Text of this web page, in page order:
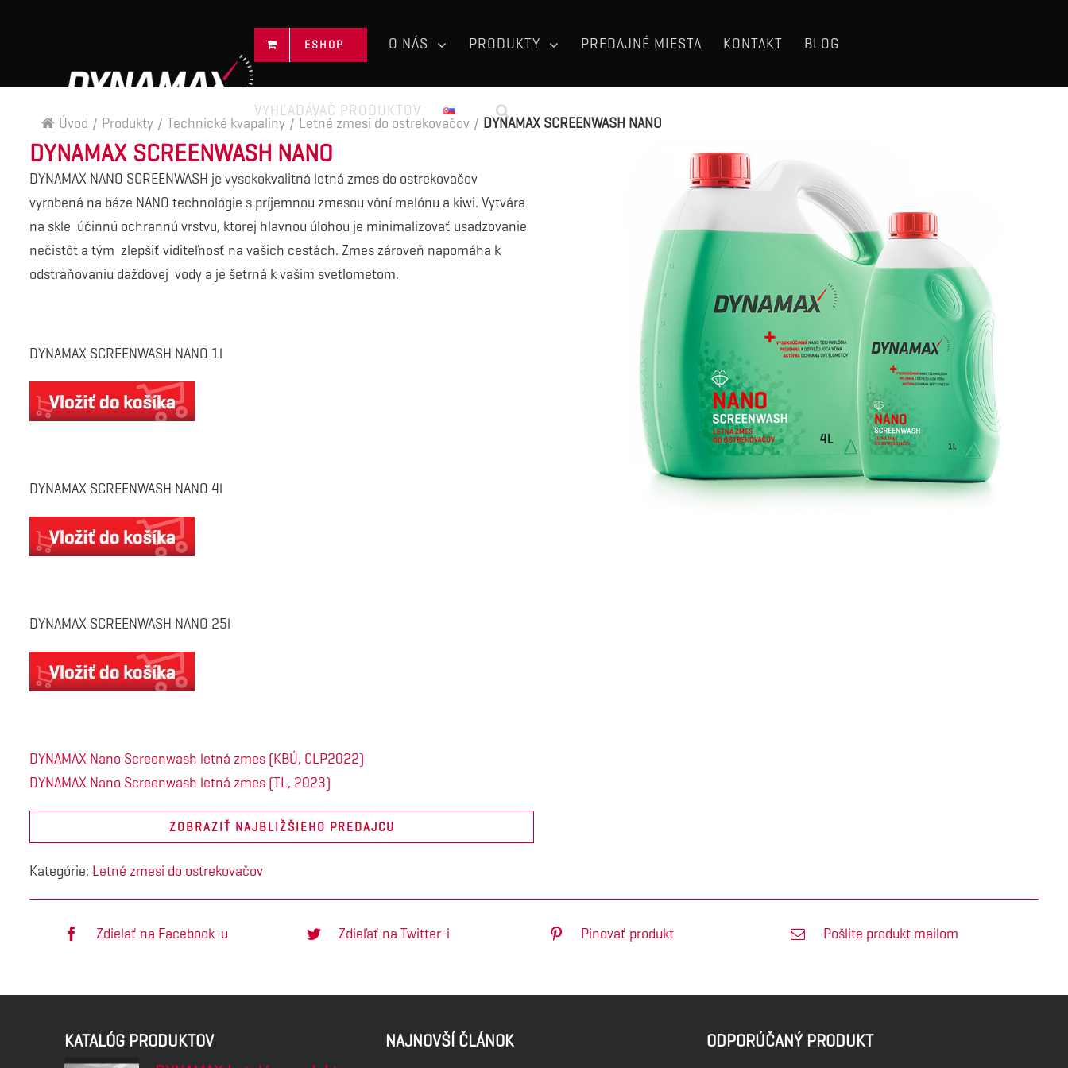
ESHOP O NÁS PRODUKTY PREDAJNÉ MIESTA KONTAKT BLOG
VYHĽADÁVAČ PRODUKTOV
Úvod / Produkty / Technické kvapaliny / Letné zmesi do ostrekovačov / DYNAMAX SCREENWASH NANO
DYNAMAX SCREENWASH NANO
DYNAMAX NANO SCREENWASH je vysokokvalitná letná zmes do ostrekovačov
vyrobená na báze NANO technológie s príjemnou zmesou vôní melónu a kiwi. Vytvára
na skle účinnú ochrannú vrstvu, ktorej hlavnou úlohou je minimalizovať usadzovanie
nečistôt a tým zlepšiť viditeľnosť na vašich cestách. Zmes zároveň napomáha k
odstraňovaniu dažďovej vody a je šetrná k vašim svetlometom.
DYNAMAX SCREENWASH NANO 1l
DYNAMAX SCREENWASH NANO 4l
DYNAMAX SCREENWASH NANO 25l
DYNAMAX Nano Screenwash letná zmes (KBÚ, CLP2022)
DYNAMAX Nano Screenwash letná zmes (TL, 2023)
ZOBRAZIŤ NAJBLIŽŠIEHO PREDAJCU
Kategórie: Letné zmesi do ostrekovačov
Zdielať na Facebook-u Zdieľať na Twitter-i Pinovať produkt Pošlite produkt mailom
KATALÓG PRODUKTOV
NAJNOVŠÍ ČLÁNOK ODPORÚČANÝ PRODUKT